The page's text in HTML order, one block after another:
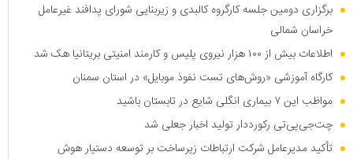
برگزاری دومین جلسه کارگروه کالبدی و زیربنایی شورای پدافند غیرعامل
خراسان شمالی
اطلاعات بیش از ۱۰۰ هزار نیروی پلیس و کارمند امنیتی بریتانیا هک شد
کارگاه آموزشی «روش‌های تست نفوذ موبایل» در استان سمنان
مواظب این ۷ بیماری انگلی شایع در تابستان باشید
چت‌جی‌پی‌تی رکورددار تولید اخبار جعلی شد
تأکید مدیرعامل شرکت ارتباطات زیرساخت بر توسعه دستیار هوش